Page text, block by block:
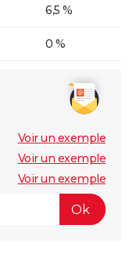
6,5 %
0 %
Voir un exemple
Voir un exemple
Voir un exemple